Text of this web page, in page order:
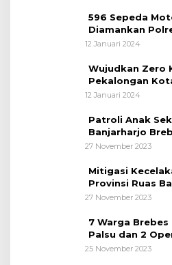
596 Sepeda
Diamankan
12 Januari 2024
Wujudkan Zero
Pekalongan
Kepada Pelajar
12 Januari 2024
Patroli Anak
Banjarharjo
27 November 2023
Mitigasi
Provinsi Ruas
27 November 2023
7 Warga
Palsu dan 2
25 November 2023